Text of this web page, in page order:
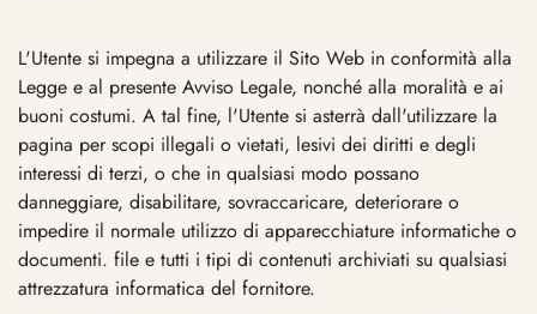
L'Utente si impegna a utilizzare il Sito Web in conformità alla
Legge e al presente Avviso Legale, nonché alla moralità e ai
buoni costumi. A tal fine, l'Utente si asterrà dall'utilizzare la
pagina per scopi illegali o vietati, lesivi dei diritti e degli
interessi di terzi, o che in qualsiasi modo possano
danneggiare, disabilitare, sovraccaricare, deteriorare o
impedire il normale utilizzo di apparecchiature informatiche o
documenti. file e tutti i tipi di contenuti archiviati su qualsiasi
attrezzatura informatica del fornitore.